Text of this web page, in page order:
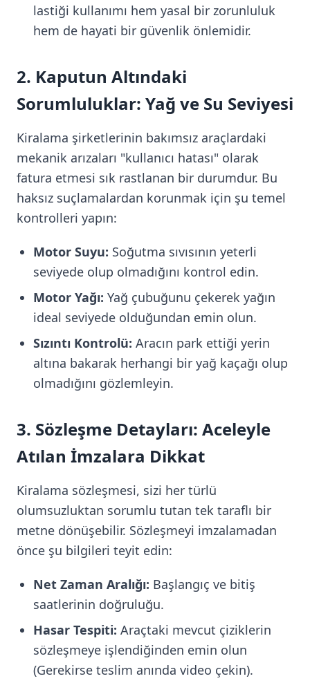
lastiği kullanımı hem yasal bir zorunluluk
hem de hayati bir güvenlik önlemidir.
2. Kaputun Altındaki
Sorumluluklar: Yağ ve Su Seviyesi
Kiralama şirketlerinin bakımsız araçlardaki
mekanik arızaları "kullanıcı hatası" olarak
fatura etmesi sık rastlanan bir durumdur. Bu
haksız suçlamalardan korunmak için şu temel
kontrolleri yapın:
Motor Suyu: Soğutma sıvısının yeterli
seviyede olup olmadığını kontrol edin.
Motor Yağı: Yağ çubuğunu çekerek yağın
ideal seviyede olduğundan emin olun.
Sızıntı Kontrolü: Aracın park ettiği yerin
altına bakarak herhangi bir yağ kaçağı olup
olmadığını gözlemleyin.
3. Sözleşme Detayları: Aceleyle
Atılan İmzalara Dikkat
Kiralama sözleşmesi, sizi her türlü
olumsuzluktan sorumlu tutan tek taraflı bir
metne dönüşebilir. Sözleşmeyi imzalamadan
önce şu bilgileri teyit edin:
Net Zaman Aralığı: Başlangıç ve bitiş
saatlerinin doğruluğu.
Hasar Tespiti: Araçtaki mevcut çiziklerin
sözleşmeye işlendiğinden emin olun
(Gerekirse teslim anında video çekin).